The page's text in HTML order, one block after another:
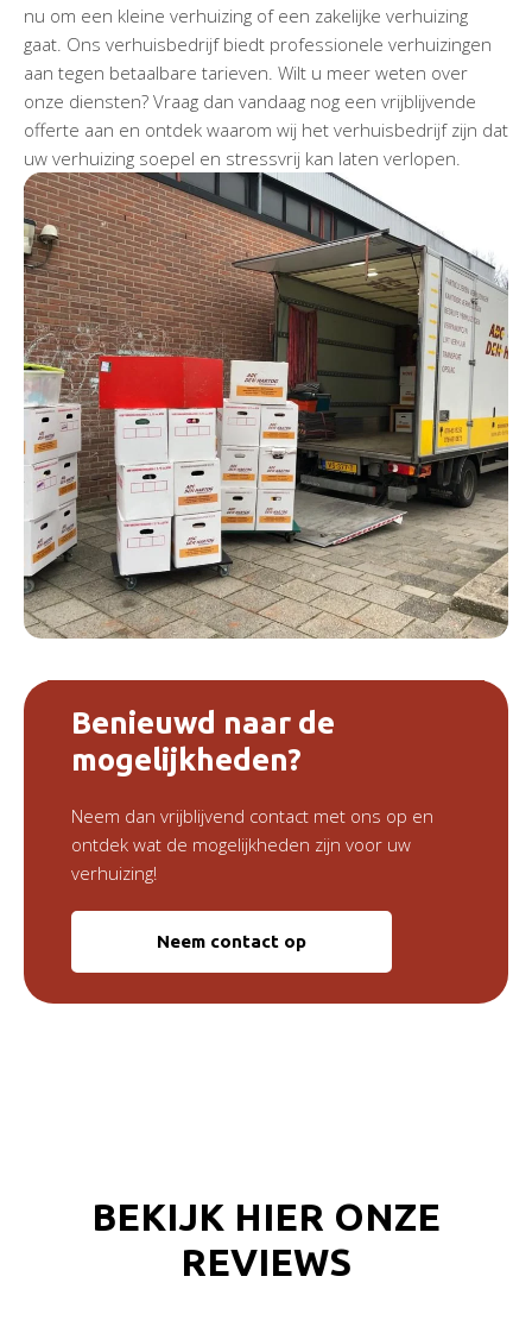
nu om een kleine verhuizing of een zakelijke verhuizing
gaat. Ons verhuisbedrijf biedt professionele verhuizingen
aan tegen betaalbare tarieven. Wilt u meer weten over
onze diensten? Vraag dan vandaag nog een vrijblijvende
offerte aan en ontdek waarom wij het verhuisbedrijf zijn dat
uw verhuizing soepel en stressvrij kan laten verlopen.
Benieuwd naar de
mogelijkheden?
Neem dan vrijblijvend contact met ons op en
ontdek wat de mogelijkheden zijn voor uw
verhuizing!
Neem contact op
BEKIJK HIER ONZE
REVIEWS